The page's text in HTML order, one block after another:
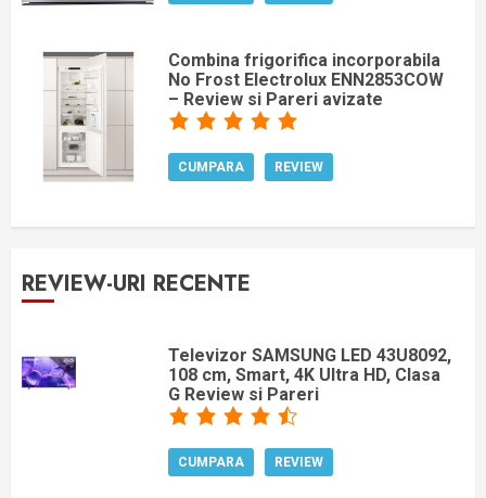
Combina frigorifica incorporabila
No Frost Electrolux ENN2853COW
– Review si Pareri avizate
CUMPARA REVIEW
REVIEW-URI RECENTE
Televizor SAMSUNG LED 43U8092,
108 cm, Smart, 4K Ultra HD, Clasa
G Review si Pareri
CUMPARA REVIEW